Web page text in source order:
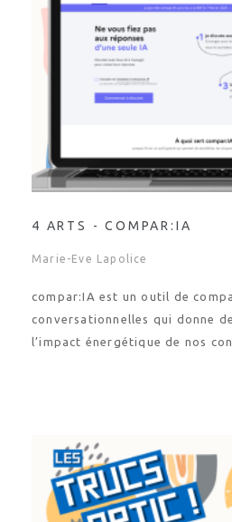
4 ARTS - COMPAR:IA
Marie-Eve Lapolice
compar:IA est un outil de
conversationnelles qui donne
l’impact énergétique de nos